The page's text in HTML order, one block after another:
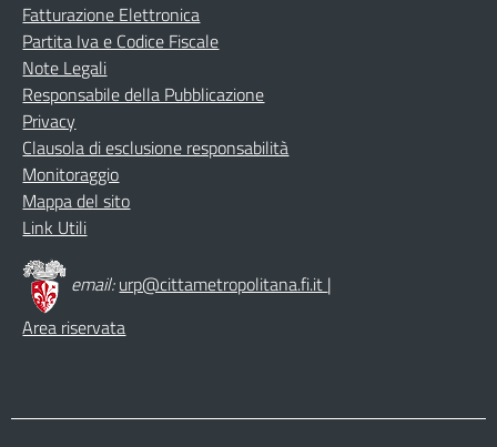
Fatturazione Elettronica
Partita Iva e Codice Fiscale
Note Legali
Responsabile della Pubblicazione
Privacy
Clausola di esclusione responsabilità
Monitoraggio
Mappa del sito
Link Utili
email:urp@cittametropolitana.fi.it |
Area riservata